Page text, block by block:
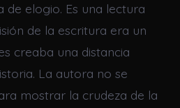
de elogio. Es una lectura
de la escritura era un
creaba una distancia
La autora no se
mostrar la crudeza de la